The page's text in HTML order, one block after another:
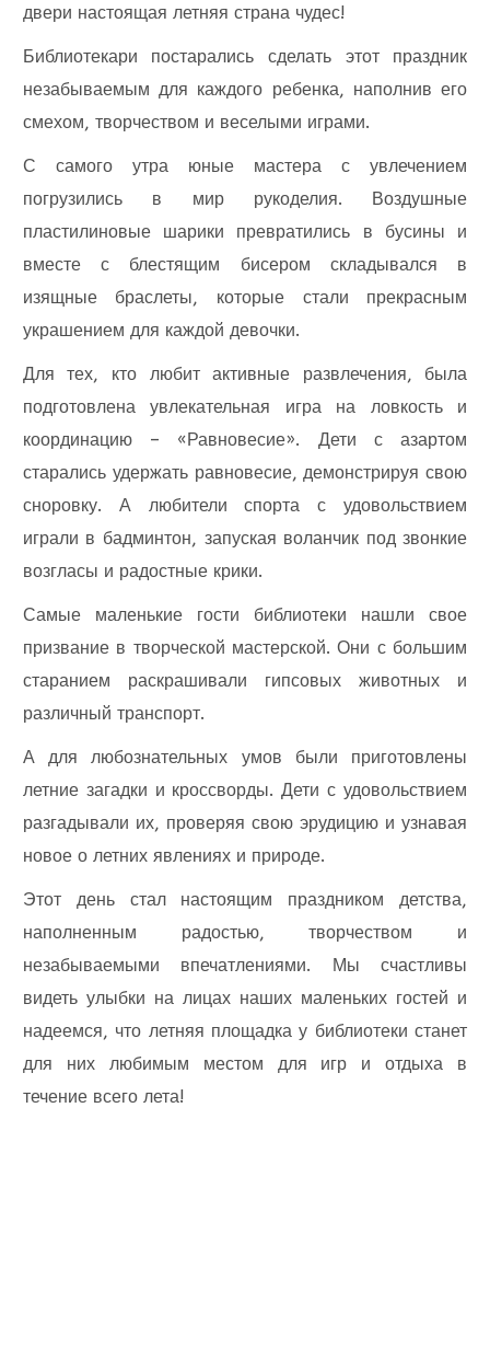
двери настоящая летняя страна чудес!
Библиотекари постарались сделать этот праздник
незабываемым для каждого ребенка, наполнив его
смехом, творчеством и веселыми играми.
С самого утра юные мастера с увлечением
погрузились в мир рукоделия. Воздушные
пластилиновые шарики превратились в бусины и
вместе с блестящим бисером складывался в
изящные браслеты, которые стали прекрасным
украшением для каждой девочки.
Для тех, кто любит активные развлечения, была
подготовлена увлекательная игра на ловкость и
координацию – «Равновесие». Дети с азартом
старались удержать равновесие, демонстрируя свою
сноровку. А любители спорта с удовольствием
играли в бадминтон, запуская воланчик под звонкие
возгласы и радостные крики.
Самые маленькие гости библиотеки нашли свое
призвание в творческой мастерской. Они с большим
старанием раскрашивали гипсовых животных и
различный транспорт.
А для любознательных умов были приготовлены
летние загадки и кроссворды. Дети с удовольствием
разгадывали их, проверяя свою эрудицию и узнавая
новое о летних явлениях и природе.
Этот день стал настоящим праздником детства,
наполненным радостью, творчеством и
незабываемыми впечатлениями. Мы счастливы
видеть улыбки на лицах наших маленьких гостей и
надеемся, что летняя площадка у библиотеки станет
для них любимым местом для игр и отдыха в
течение всего лета!